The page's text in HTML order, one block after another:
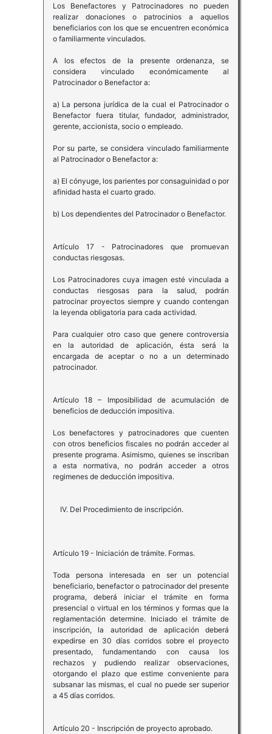
Los Benefactores y Patrocinadores no pueden
realizar donaciones o patrocinios a aquellos
beneficiarios con los que se encuentren económica
o familiarmente vinculados.
A los efectos de la presente ordenanza, se
considera vinculado económicamente al
Patrocinador o Benefactor a:
a) La persona jurídica de la cual el Patrocinador o
Benefactor fuera titular, fundador, administrador,
gerente, accionista, socio o empleado.
Por su parte, se considera vinculado familiarmente
al Patrocinador o Benefactor a:
a) El cónyuge, los parientes por consaguinidad o por
afinidad hasta el cuarto grado.
b) Los dependientes del Patrocinador o Benefactor.
Artículo 17 - Patrocinadores que promuevan
conductas riesgosas.
Los Patrocinadores cuya imagen esté vinculada a
conductas riesgosas para la salud, podrán
patrocinar proyectos siempre y cuando contengan
la leyenda obligatoria para cada actividad.
Para cualquier otro caso que genere controversia
en la autoridad de aplicación, ésta será la
encargada de aceptar o no a un determinado
patrocinador.
Artículo 18 – Imposibilidad de acumulación de
beneficios de deducción impositiva.
Los benefactores y patrocinadores que cuenten
con otros beneficios fiscales no podrán acceder al
presente programa. Asimismo, quienes se inscriban
a esta normativa, no podrán acceder a otros
regimenes de deducción impositiva.
IV. Del Procedimiento de inscripción.
Artículo 19 - Iniciación de trámite. Formas.
Toda persona interesada en ser un potencial
beneficiario, benefactor o patrocinador del presente
programa, deberá iniciar el trámite en forma
presencial o virtual en los términos y formas que la
reglamentación determine. Iniciado el trámite de
inscripción, la autoridad de aplicación deberá
expedirse en 30 días corridos sobre el proyecto
presentado, fundamentando con causa los
rechazos y pudiendo realizar observaciones,
otorgando el plazo que estime conveniente para
subsanar las mismas, el cual no puede ser superior
a 45 días corridos.
Artículo 20 - Inscripción de proyecto aprobado.